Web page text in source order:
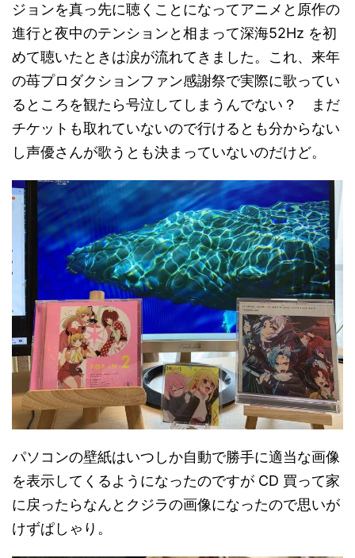
ジョンを真っ先に聴くことになってアニメと原作の
進行と夜中のテンションと相まって深海52Hz を初
めて聴いたときは涙が流れてきました。これ、来年
の苺プロダクションファン感謝祭で実際に歌ってい
るところを観たら号泣してしまうんでない？ まだ
チケットも取れていないので行けるとも分からない
し声優さんが歌うとも決まっていないのだけど。
パソコンの壁紙はいつしか自動で勝手に適当な画像
を表示してくるようになったのですが CD 買って家
に戻ったらなんとクジラの画像になったので思いが
けずぱしゃり。